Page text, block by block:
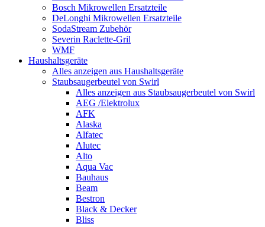
Bosch Mikrowellen Ersatzteile
DeLonghi Mikrowellen Ersatzteile
SodaStream Zubehör
Severin Raclette-Gril
WMF
Haushaltsgeräte
Alles anzeigen aus Haushaltsgeräte
Staubsaugerbeutel von Swirl
Alles anzeigen aus Staubsaugerbeutel von Swirl
AEG /Elektrolux
AFK
Alaska
Alfatec
Alutec
Alto
Aqua Vac
Bauhaus
Beam
Bestron
Black & Decker
Bliss